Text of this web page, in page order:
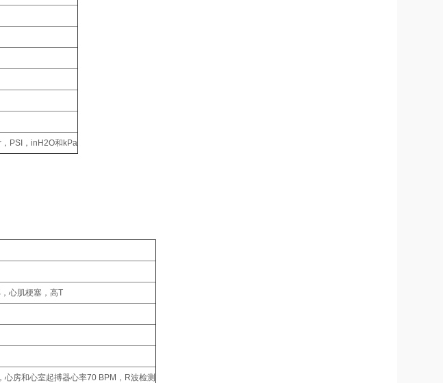
PSI，inH2O和kPa
心肌梗塞，高T
房和心室起搏器心率70 BPM，R波检测